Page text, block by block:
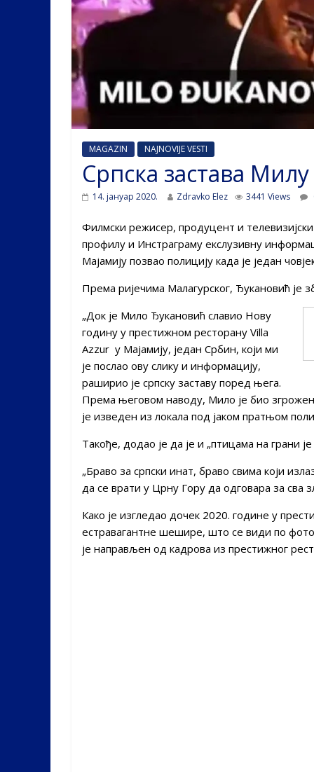
MAGAZIN NAJNOVIJE VESTI
Српска застава
14. јануар 2020. Zdravko Elez 3441 Views
Филмски режисер, продуцент и
профилу и Инстраграму екслузивну
Мајамију позвао полицију када је један
Према ријечима Малагурског, Ђукановић је
„Док је Мило Ђукановић славио Нову
годину у престижном ресторану Villa
Azzur у Мајамију, један Србин, који ми
је послао ову слику и информацију,
раширио је српску заставу поред њега.
Према његовом наводу, Мило је био
је изведен из локала под јаком пратњом
Такође, додао је да је и „птицама на грани
„Браво за српски инат, браво свима који
да се врати у Црну Гору да одговара за сва
Како је изгледао дочек 2020. године у
естравагантне шешире, што се види по
је направљен од кадрова из престижног